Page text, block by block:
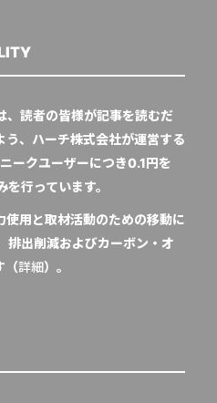
読者の皆様が記事を読むだ
う、ハーチ株式会社が運営する
ークユーザーにつき0.1円を
行っています。
使用と取材活動のための移動に
排出削減およびカーボン・オ
（詳細）。